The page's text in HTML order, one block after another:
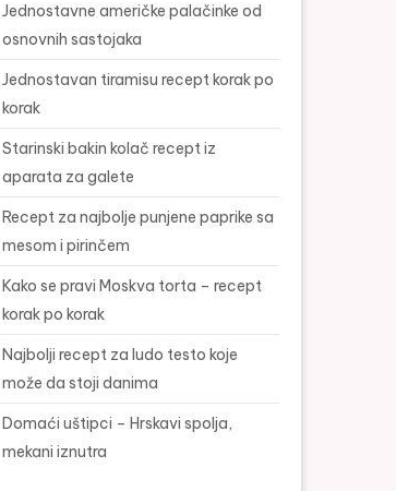
Jednostavne američke palačinke od
osnovnih sastojaka
Jednostavan tiramisu recept korak po
korak
Starinski bakin kolač recept iz
aparata za galete
Recept za najbolje punjene paprike sa
mesom i pirinčem
Kako se pravi Moskva torta – recept
korak po korak
Najbolji recept za ludo testo koje
može da stoji danima
Domaći uštipci – Hrskavi spolja,
mekani iznutra